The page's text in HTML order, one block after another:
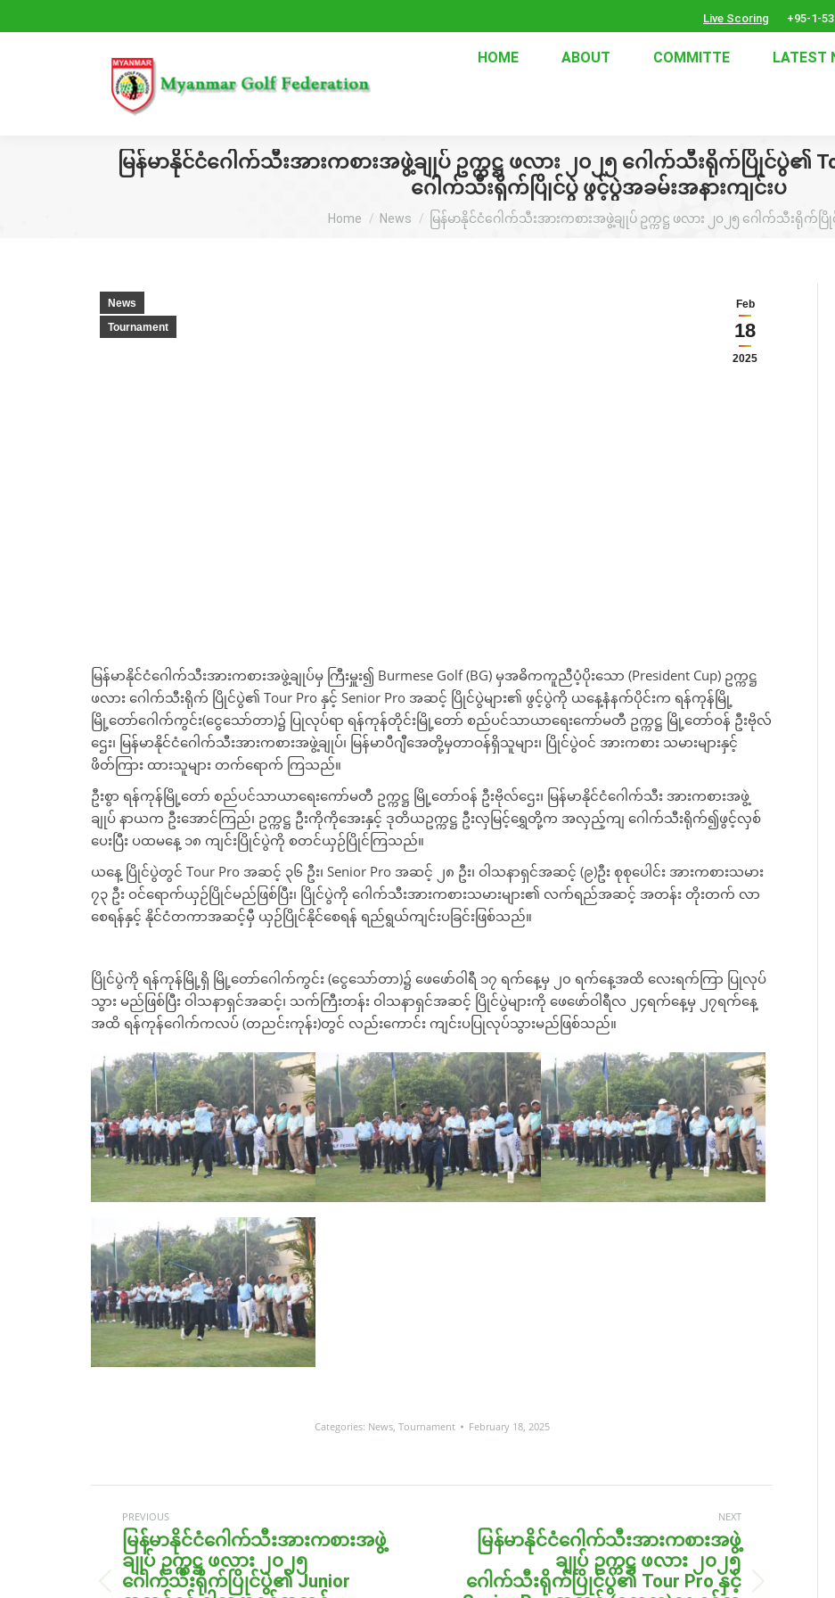
Live Scoring +95-1-
HOME ABOUT COMMITTE LATEST
မြန်မာနိုင်ငံဂေါက်သီးအားကစားအဖွဲ့ချုပ် ဥက္ကဋ္ဌ ဖလား ၂၀၂၅ ဂေါက်သီးရိုက်ပြိုင်ပွဲ၏
ဂေါက်သီးရိုက်ပြိုင်ပွဲ ဖွင့်ပွဲအခမ်းအနားကျင်းပ
You are here:
Home News မြန်မာနိုင်ငံဂေါက်သီးအားကစားအဖွဲ့ချုပ် ဥက္ကဋ္ဌ ဖလား ၂၀၂၅ ဂေါက်သီးရိုက်ပြို
Feb
18
2025
News
Tournament
မြန်မာနိုင်ငံဂေါက်သီးအားကစားအဖွဲ့ချုပ်မှ ကြီးမှူး၍ Burmese Golf (BG) မှအဓိကကူညီပံ့ပိုးသော (President Cup) ဥက္ကဋ္ဌ
ဖလား ဂေါက်သီးရိုက် ပြိုင်ပွဲ၏ Tour Pro နှင့် Senior Pro အဆင့် ပြိုင်ပွဲများ၏ ဖွင့်ပွဲကို ယနေ့နံနက်ပိုင်းက ရန်ကုန်မြို့
မြို့တော်ဂေါက်ကွင်း(ငွေသော်တာ)၌ ပြုလုပ်ရာ ရန်ကုန်တိုင်းမြို့တော် စည်ပင်သာယာရေးကော်မတီ ဥက္ကဋ္ဌ မြို့တော်ဝန် ဦးဗိုလ်
ဌေး၊ မြန်မာနိုင်ငံဂေါက်သီးအားကစားအဖွဲ့ချုပ်၊ မြန်မာပီဂျီအေတို့မှတာဝန်ရှိသူများ၊ ပြိုင်ပွဲဝင် အားကစား သမားများနှင့်
ဖိတ်ကြား ထားသူများ တက်ရောက် ကြသည်။
ဦးစွာ ရန်ကုန်မြို့တော် စည်ပင်သာယာရေးကော်မတီ ဥက္ကဋ္ဌ မြို့တော်ဝန် ဦးဗိုလ်ဌေး၊ မြန်မာနိုင်ငံဂေါက်သီး အားကစားအဖွဲ့
ချုပ် နာယက ဦးအောင်ကြည်၊ ဥက္ကဋ္ဌ ဦးကိုကိုအေးနှင့် ဒုတိယဥက္ကဋ္ဌ ဦးလှမြင့်ရွှေတို့က အလှည့်ကျ ဂေါက်သီးရိုက်၍ဖွင့်လှစ်
ပေးပြီး ပထမနေ့ ၁၈ ကျင်းပြိုင်ပွဲကို စတင်ယှဉ်ပြိုင်ကြသည်။
ယနေ့ ပြိုင်ပွဲတွင် Tour Pro အဆင့် ၃၆ ဦး၊ Senior Pro အဆင့် ၂၈ ဦး၊ ဝါသနာရှင်အဆင့် (၉)ဦး စုစုပေါင်း အားကစားသမား
၇၃ ဦး ဝင်ရောက်ယှဉ်ပြိုင်မည်ဖြစ်ပြီး၊ ပြိုင်ပွဲကို ဂေါက်သီးအားကစားသမားများ၏ လက်ရည်အဆင့် အတန်း တိုးတက် လာ
စေရန်နှင့် နိုင်ငံတကာအဆင့်မှီ ယှဉ်ပြိုင်နိုင်စေရန် ရည်ရွယ်ကျင်းပခြင်းဖြစ်သည်။
ပြိုင်ပွဲကို ရန်ကုန်မြို့ရှိ မြို့တော်ဂေါက်ကွင်း (ငွေသော်တာ)၌ ဖေဖော်ဝါရီ ၁၇ ရက်နေ့မှ ၂၀ ရက်နေ့အထိ လေးရက်ကြာ ပြုလုပ်
သွား မည်ဖြစ်ပြီး ဝါသနာရှင်အဆင့်၊ သက်ကြီးတန်း ဝါသနာရှင်အဆင့် ပြိုင်ပွဲများကို ဖေဖော်ဝါရီလ ၂၄ရက်နေ့မှ ၂၇ရက်နေ့
အထိ ရန်ကုန်ဂေါက်ကလပ် (တညင်းကုန်း)တွင် လည်းကောင်း ကျင်းပပြုလုပ်သွားမည်ဖြစ်သည်။
Categories: News, Tournament February 18, 2025
Post
navigation
PREVIOUS
Previous
မြန်မာနိုင်ငံဂေါက်သီးအားကစားအဖွဲ့
ချုပ် ဥက္ကဋ္ဌ ဖလား ၂၀၂၅
ဂေါက်သီးရိုက်ပြိုင်ပွဲ၏ Junior
NEXT
Next
မြန်မာနိုင်ငံဂေါက်သီးအားကစားအဖွဲ့
ချုပ် ဥက္ကဋ္ဌ ဖလား ၂၀၂၅
ဂေါက်သီးရိုက်ပြိုင်ပွဲ၏ Tour Pro နှင့်